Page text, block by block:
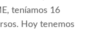
teníamos 16
Hoy tenemos